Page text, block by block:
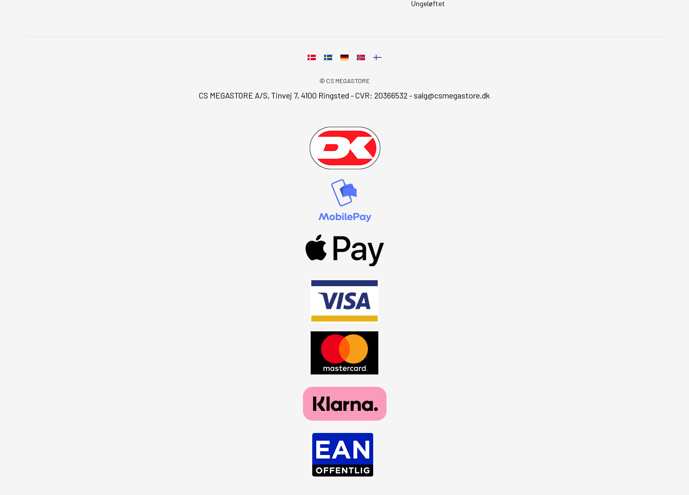
Ungeløftet
© CS MEGASTORE
CS MEGASTORE A/S, Tinvej 7, 4100 Ringsted - CVR: 20366532 - salg@csmegastore.dk